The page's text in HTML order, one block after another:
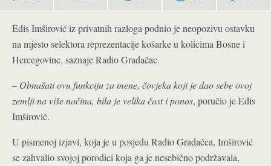
Edis Imširović iz privatnih razloga podnio je neopozivu ostavku
na mjesto selektora reprezentacije košarke u kolicima Bosne i
Hercegovine, saznaje Radio Gradačac.
– Obnašati ovu funkciju za mene, čovjeka koji je dao sebe ovoj
zemlji na više načina, bila je velika čast i ponos, poručio je Edis
Imširović.
U pismenoj izjavi, koja je u posjedu Radio Gradačca, Imširović
se zahvalio svojoj porodici koja ga je nesebično podržavala,